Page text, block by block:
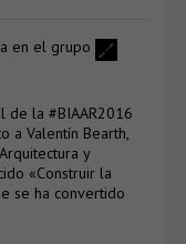
en el grupo
de la #BIAAR2016
a Valentín Bearth,
y
«Construir la
se ha convertido